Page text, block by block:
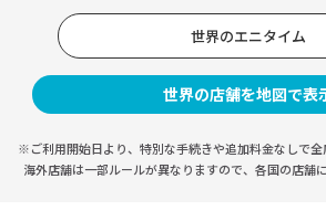
世界のエニタイム
世界の店舗を地図で表
※ご利用開始日より、特別な手続きや追加料金なしで全
海外店舗は一部ルールが異なりますので、 各国の店舗